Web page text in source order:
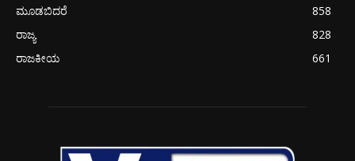
ಮೂಡಬಿದರೆ
858
ರಾಜ್ಯ
828
ರಾಜಕೀಯ
661